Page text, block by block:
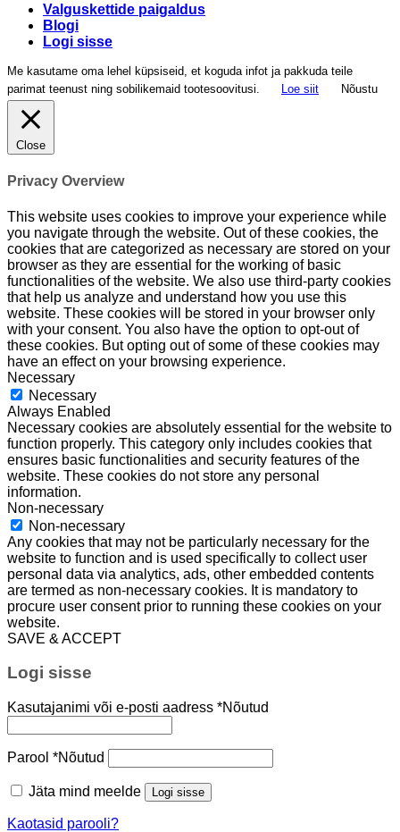
Valguskettide paigaldus
Blogi
Logi sisse
Me kasutame oma lehel küpsiseid, et koguda infot ja pakkuda teile
parimat teenust ning sobilikemaid tootesoovitusi.
Loe siit Nõustu
Close
Privacy Overview
This website uses cookies to improve your experience while
you navigate through the website. Out of these cookies, the
cookies that are categorized as necessary are stored on your
browser as they are essential for the working of basic
functionalities of the website. We also use third-party cookies
that help us analyze and understand how you use this
website. These cookies will be stored in your browser only
with your consent. You also have the option to opt-out of
these cookies. But opting out of some of these cookies may
have an effect on your browsing experience.
Necessary
Necessary
Always Enabled
Necessary cookies are absolutely essential for the website to
function properly. This category only includes cookies that
ensures basic functionalities and security features of the
website. These cookies do not store any personal
information.
Non-necessary
Non-necessary
Any cookies that may not be particularly necessary for the
website to function and is used specifically to collect user
personal data via analytics, ads, other embedded contents
are termed as non-necessary cookies. It is mandatory to
procure user consent prior to running these cookies on your
website.
SAVE & ACCEPT
Logi sisse
Kasutajanimi või e-posti aadress *Nõutud
Parool *Nõutud
Jäta mind meelde Logi sisse
Kaotasid parooli?